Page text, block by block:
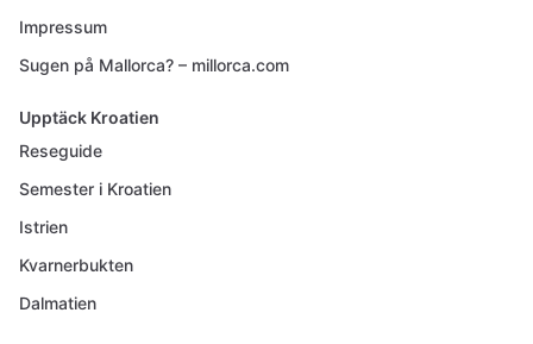
Impressum
Sugen på Mallorca? – millorca.com
Upptäck Kroatien
Reseguide
Semester i Kroatien
Istrien
Kvarnerbukten
Dalmatien